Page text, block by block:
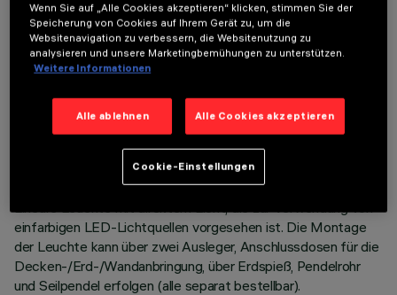
TECHNISCHE DATEN
Lineare Leuchte mit direktem Licht, die zur Verwendung von
einfarbigen LED-Lichtquellen vorgesehen ist. Die Montage
der Leuchte kann über zwei Ausleger, Anschlussdosen für die
Decken-/Erd-/Wandanbringung, über Erdspieß, Pendelrohr
und Seilpendel erfolgen (alle separat bestellbar).
Wenn Sie auf „Alle Cookies akzeptieren“ klicken, stimmen Sie der
Speicherung von Cookies auf Ihrem Gerät zu, um die
Websitenavigation zu verbessern, die Websitenutzung zu
analysieren und unsere Marketingbemühungen zu unterstützen.
Weitere Informationen
Alle ablehnen Alle Cookies akzeptieren
Cookie-Einstellungen